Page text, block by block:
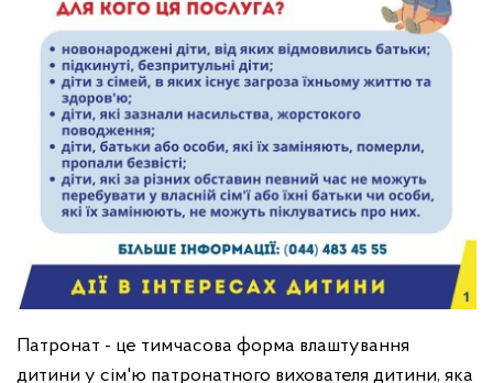
Патронат - це тимчасова форма влаштування
дитини у сім'ю патронатного вихователя дитини, яка